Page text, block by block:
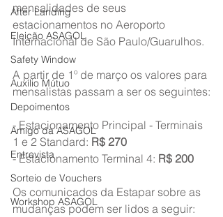
After Landing
Eleição ASAGOL
Safety Window
Auxílio Mútuo
Depoimentos
Amigo da ASAGOL
Entrevista
Sorteio de Vouchers
Workshop ASAGOL
mensalidades de seus
estacionamentos no Aeroporto
Internacional de São Paulo/Guarulhos.
A partir de 1º de março os valores para
mensalistas passam a ser os seguintes:
- Estacionamento Principal - Terminais
1 e 2 Standard: R$ 270
- Estacionamento Terminal 4: R$ 200
Os comunicados da Estapar sobre as
mudanças podem ser lidos a seguir: